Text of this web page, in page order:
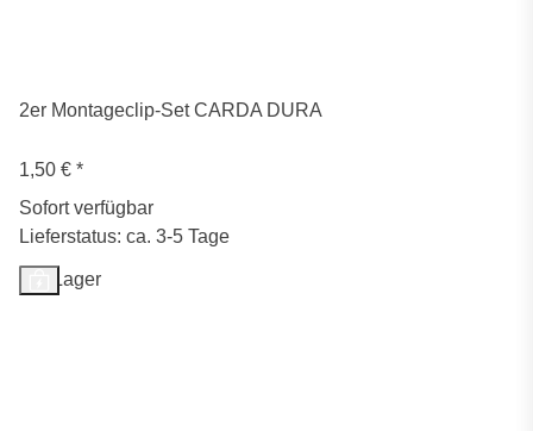
2er Montageclip-Set CARDA DURA
1,50 € *
Sofort verfügbar
Lieferstatus: ca. 3-5 Tage
Auf Lager